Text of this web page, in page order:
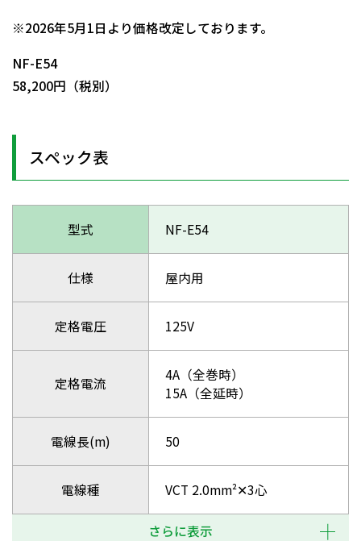
※2026年5月1日より価格改定しております。
NF-E54
58,200円（税別）
スペック表
型式 NF-E54
仕様 屋内用
定格電圧 125V
定格電流
4A（全巻時）
15A（全延時）
電線長(m) 50
電線種 VCT 2.0mm²✕3心
さらに表示